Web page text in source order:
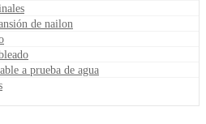
de nailon
a prueba de agua